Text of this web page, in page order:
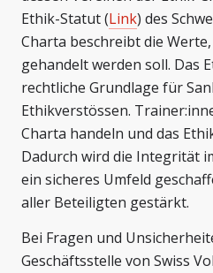
Ethik-Statut (Link) des
Charta beschreibt die
gehandelt werden soll. Das
rechtliche Grundlage für
Ethikverstössen.
Charta handeln und das
Dadurch wird die Integrität
ein sicheres Umfeld
aller Beteiligten gestärkt.
Bei Fragen und
Geschäftsstelle von Swiss